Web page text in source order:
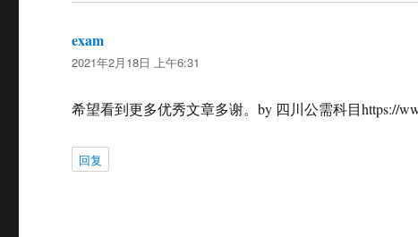
exam
道：
2021年2月18日 上午6:31
希望看到更多优秀文章多谢。by 四川公需科目https://
回复